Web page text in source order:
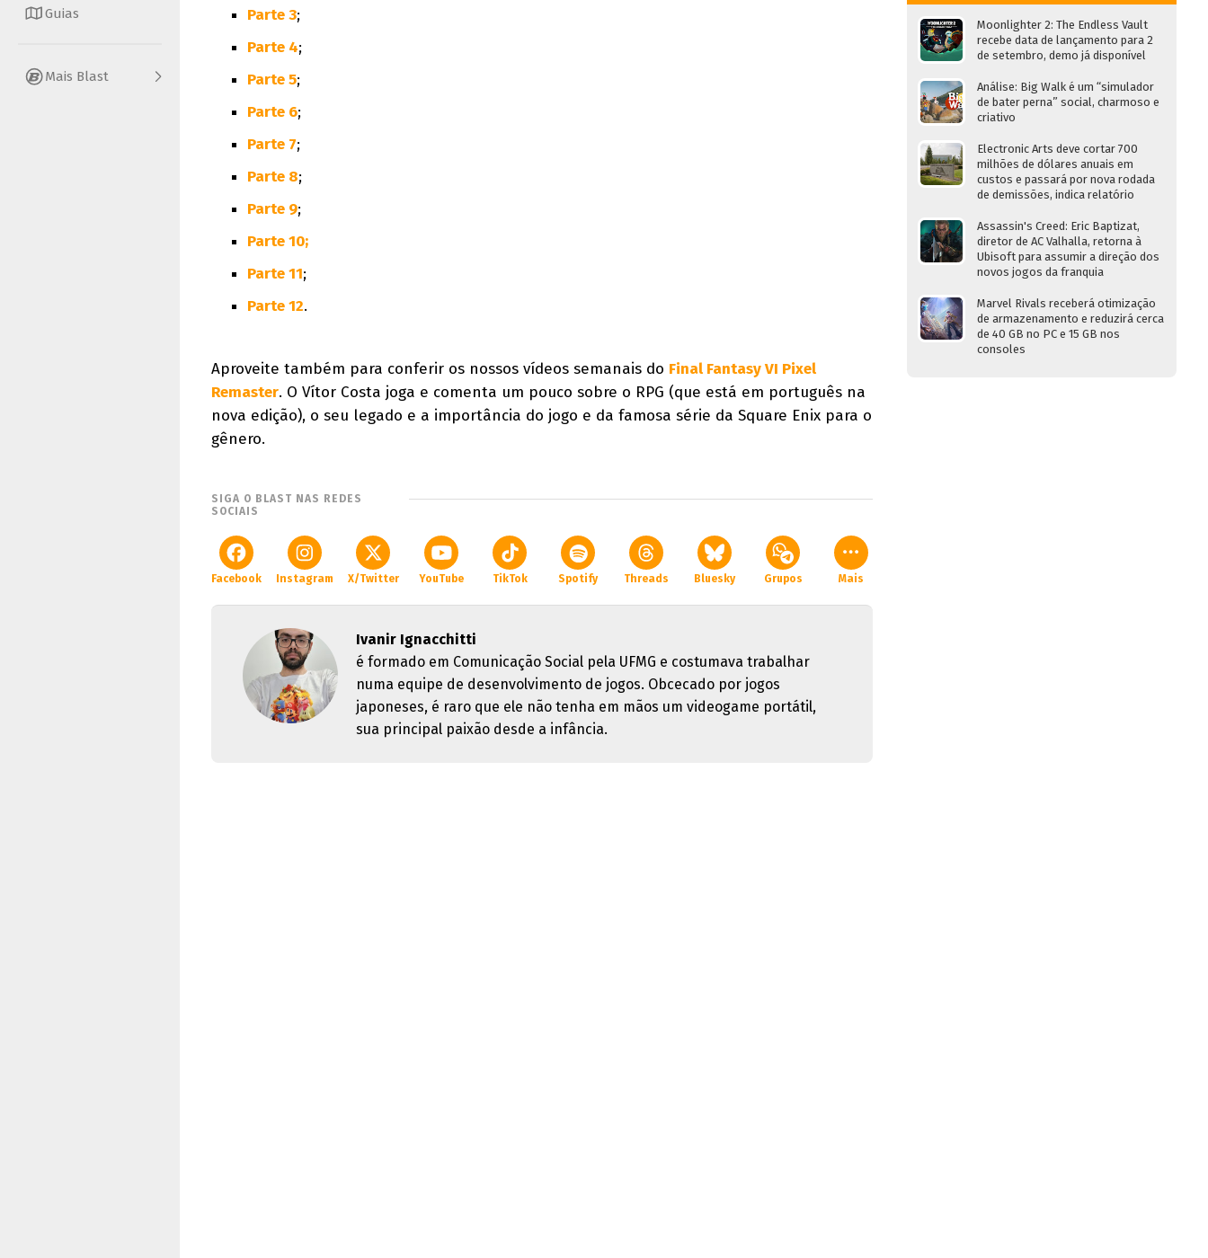
Guias
Mais Blast
Parte 3;
Parte 4;
Parte 5;
Parte 6;
Parte 7;
Parte 8;
Parte 9;
Parte 10;
Parte 11;
Parte 12.
Aproveite também para conferir os nossos vídeos semanais do Final Fantasy VI Pixel
Remaster. O Vítor Costa joga e comenta um pouco sobre o RPG (que está em português na
nova edição), o seu legado e a importância do jogo e da famosa série da Square Enix para o
gênero.
SIGA O BLAST NAS REDES
SOCIAIS
Facebook Instagram X/Twitter YouTube TikTok Spotify Threads Bluesky Grupos Mais
Ivanir Ignacchitti
é formado em Comunicação Social pela UFMG e costumava trabalhar
numa equipe de desenvolvimento de jogos. Obcecado por jogos
japoneses, é raro que ele não tenha em mãos um videogame portátil,
sua principal paixão desde a infância.
Moonlighter 2: The Endless Vault
recebe data de lançamento para 2
de setembro, demo já disponível
Análise: Big Walk é um “simulador
de bater perna” social, charmoso e
criativo
Electronic Arts deve cortar 700
milhões de dólares anuais em
custos e passará por nova rodada
de demissões, indica relatório
Assassin's Creed: Eric Baptizat,
diretor de AC Valhalla, retorna à
Ubisoft para assumir a direção dos
novos jogos da franquia
Marvel Rivals receberá otimização
de armazenamento e reduzirá cerca
de 40 GB no PC e 15 GB nos
consoles